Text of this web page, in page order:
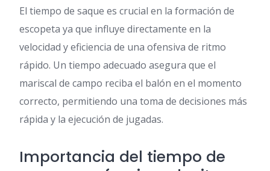
El tiempo de saque es crucial en la formación de
escopeta ya que influye directamente en la
velocidad y eficiencia de una ofensiva de ritmo
rápido. Un tiempo adecuado asegura que el
mariscal de campo reciba el balón en el momento
correcto, permitiendo una toma de decisiones más
rápida y la ejecución de jugadas.
Importancia del tiempo de